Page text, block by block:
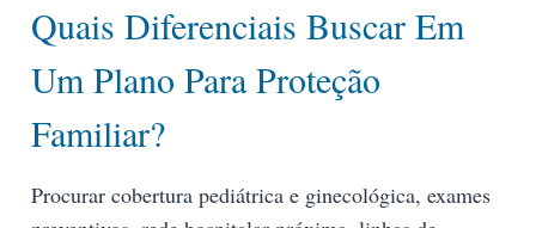
Quais Diferenciais Buscar Em
Um Plano Para Proteção
Familiar?
Procurar cobertura pediátrica e ginecológica, exames